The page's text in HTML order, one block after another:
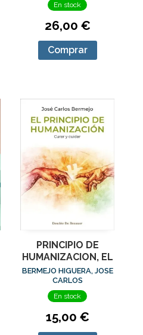
En stock
26,00 €
Comprar
PRINCIPIO DE
HUMANIZACION, EL
BERMEJO HIGUERA, JOSE
CARLOS
En stock
15,00 €